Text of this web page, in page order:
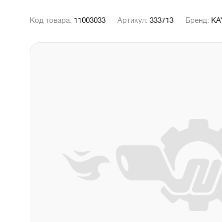
Код товара: 11003033 Артикул: 333713 Бренд: